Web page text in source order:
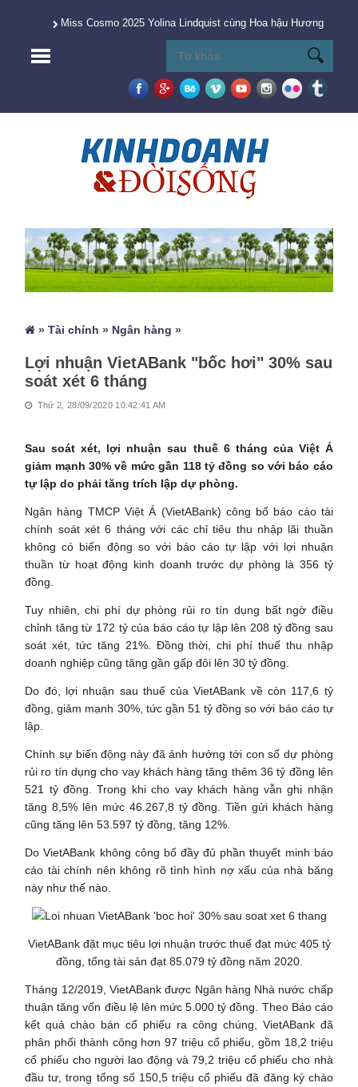
Miss Cosmo 2025 Yolina Lindquist cùng Hoa hậu Hương
»Tài chính » Ngân hàng »
Lợi nhuận VietABank "bốc hơi" 30% sau
soát xét 6 tháng
Thứ 2, 28/09/2020 10:42:41 AM
Sau soát xét, lợi nhuận sau thuế 6 tháng của Việt Á
giảm mạnh 30% về mức gần 118 tỷ đồng so với báo cáo
tự lập do phải tăng trích lập dự phòng.
Ngân hàng TMCP Việt Á (VietABank) công bố báo cáo tài
chính soát xét 6 tháng với các chỉ tiêu thu nhập lãi thuần
không có biến động so với báo cáo tự lập với lợi nhuận
thuần từ hoạt động kinh doanh trước dự phòng là 356 tỷ
đồng.
Tuy nhiên, chi phí dự phòng rủi ro tín dụng bất ngờ điều
chỉnh tăng từ 172 tỷ của báo cáo tự lập lên 208 tỷ đồng sau
soát xét, tức tăng 21%. Đồng thời, chi phí thuế thu nhập
doanh nghiệp cũng tăng gần gấp đôi lên 30 tỷ đồng.
Do đó, lợi nhuận sau thuế của VietABank về còn 117,6 tỷ
đồng, giảm mạnh 30%, tức gần 51 tỷ đồng so với báo cáo tự
lập.
Chính sự biến động này đã ảnh hưởng tới con số dự phòng
rủi ro tín dụng cho vay khách hàng tăng thêm 36 tỷ đồng lên
521 tỷ đồng. Trong khi cho vay khách hàng vẫn ghi nhận
tăng 8,5% lên mức 46.267,8 tỷ đồng. Tiền gửi khách hàng
cũng tăng lên 53.597 tỷ đồng, tăng 12%.
Do VietABank không công bố đầy đủ phần thuyết minh báo
cáo tài chính nên không rõ tình hình nợ xấu của nhà băng
này như thế nào.
VietABank đặt mục tiêu lợi nhuận trước thuế đạt mức 405 tỷ
đồng, tổng tài sản đạt 85.079 tỷ đồng năm 2020.
Tháng 12/2019, VietABank được Ngân hàng Nhà nước chấp
thuận tăng vốn điều lệ lên mức 5.000 tỷ đồng. Theo Báo cáo
kết quả chào bán cổ phiếu ra công chúng, VietABank đã
phân phối thành công hơn 97 triệu cổ phiếu, gồm 18,2 triệu
cổ phiếu cho người lao động và 79,2 triệu cổ phiếu cho nhà
đầu tư, trong tổng số 150,5 triệu cổ phiếu đã đăng ký chào